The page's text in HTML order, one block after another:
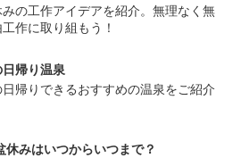
の工作アイデアを紹介。無理なく無
作に取り組もう！
帰り温泉
帰りできるおすすめの温泉をご紹介
休みはいつからいつまで？